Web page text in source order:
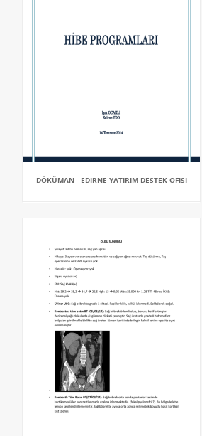
DÖKÜMAN - EDIRNE YATIRIM DESTEK OFISI